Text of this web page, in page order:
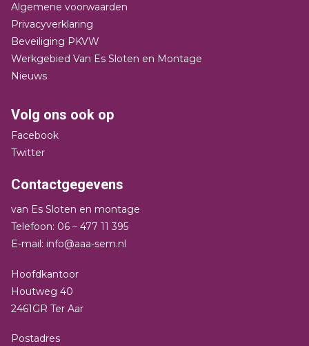
Algemene voorwaarden
Privacyverklaring
Beveiliging PKVW
Werkgebied Van Es Sloten en Montage
Nieuws
Volg ons ook op
Facebook
Twitter
Contactgegevens
van Es Sloten en montage
Telefoon: 06 – 477 11 395
E-mail: info@aaa-sem.nl
Hoofdkantoor
Houtweg 40
2461GR Ter Aar
Postadres